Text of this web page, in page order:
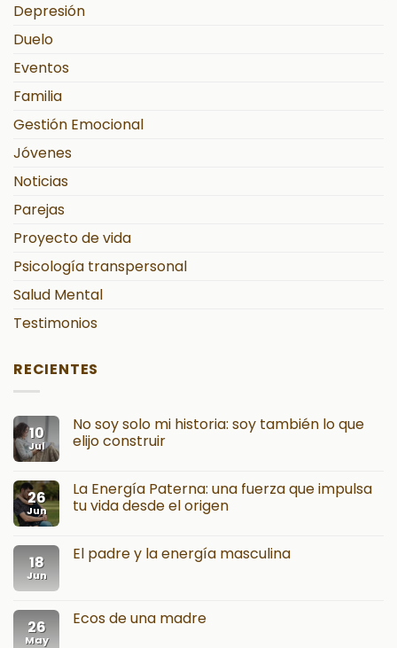
Depresión
Duelo
Eventos
Familia
Gestión Emocional
Jóvenes
Noticias
Parejas
Proyecto de vida
Psicología transpersonal
Salud Mental
Testimonios
RECIENTES
10
Jul
No soy solo mi historia: soy también lo que
elijo construir
26
Jun
La Energía Paterna: una fuerza que impulsa
tu vida desde el origen
18
Jun
El padre y la energía masculina
26
May
Ecos de una madre